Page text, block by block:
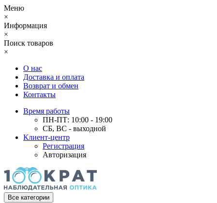
Меню
×
Информация
×
Поиск товаров
×
О нас
Доставка и оплата
Возврат и обмен
Контакты
Время работы
ПН-ПТ: 10:00 - 19:00
СБ, ВС - выходной
Клиент-центр
Регистрация
Авторизация
Все категории